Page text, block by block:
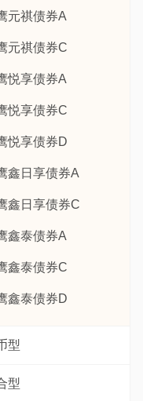
元祺债券A
元祺债券C
悦享债券A
悦享债券C
悦享债券D
鑫日享债券A
鑫日享债券C
鑫泰债券A
鑫泰债券C
鑫泰债券D
型
型